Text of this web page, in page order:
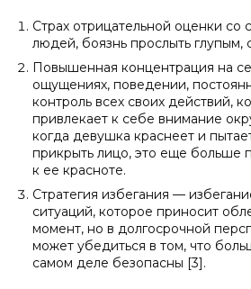
Страх отрицательной оценки
людей, боязнь прослыть глупым,
Повышенная концентрация на
ощущениях, поведении,
контроль всех своих действий,
привлекает к себе внимание
когда девушка краснеет и
прикрыть лицо, это еще больше
к ее красноте.
Стратегия избегания —
ситуаций, которое приносит
момент, но в долгосрочной
может убедиться в том, что
самом деле безопасны [3].